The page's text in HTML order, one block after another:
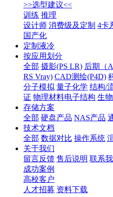
>>选型建议<<
训练 推理
设计师 消费级及定制 4卡
国产化
定制液冷
按应用划分
全部 摄影(PS LR) 后期（
RS Vray) CAD测绘(P4D)
分子模拟 量子化学 结构/
证 物理材料电子结构 生
存储方案
全部 硬盘产品 NAS产品
技术文档
全部 数据对比 操作系统
关于我们
留言反馈 售后说明 联系
成功案例
高校客户
人才招募 资料下载